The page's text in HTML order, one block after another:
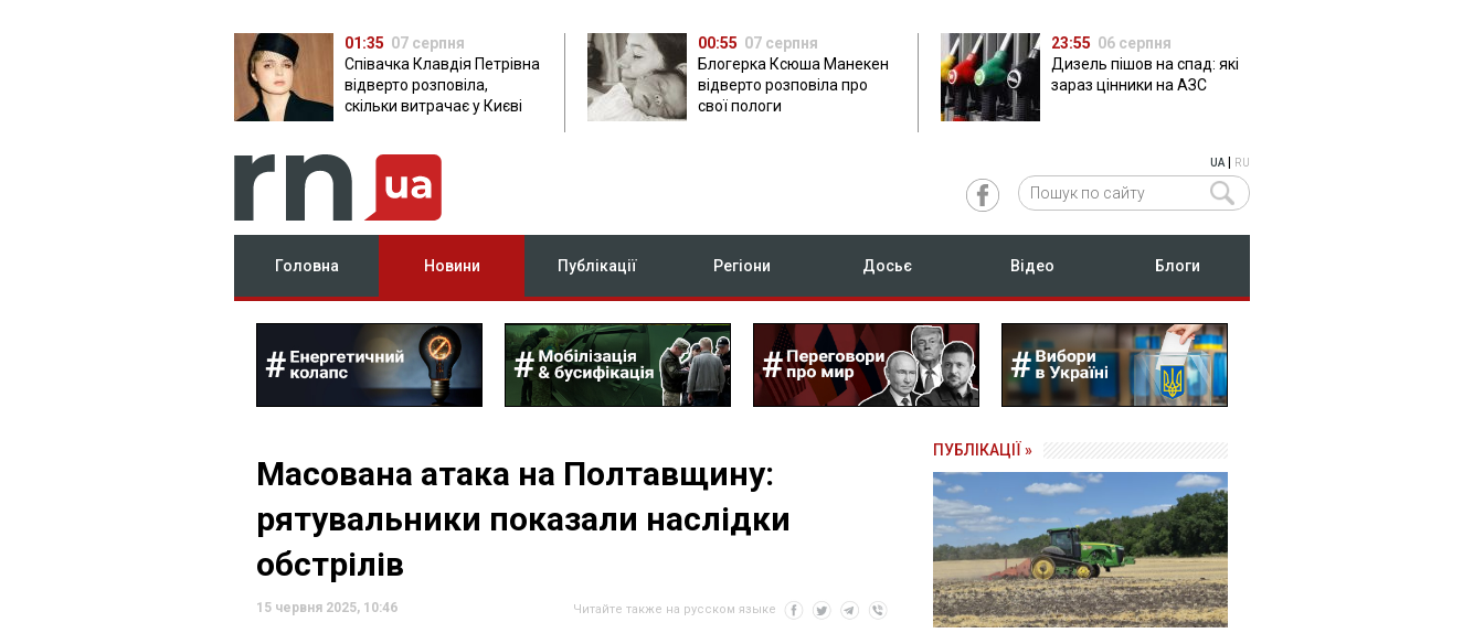
01:35 07 серпня
Співачка Клавдія Петрівна
відверто розповіла,
скільки витрачає у Києві
00:55 07 серпня
Блогерка Ксюша Манекен
відверто розповіла про
свої пологи
23:55 06 серпня
Дизель пішов на спад: які
зараз цінники на АЗС
UA| RU
Головна Новини Публікації Регіони Досьє Відео Блоги
Масована атака на Полтавщину:
рятувальники показали наслідки
обстрілів
15 червня 2025, 10:46 Читайте также на русском языке
ПУБЛІКАЦІЇ »